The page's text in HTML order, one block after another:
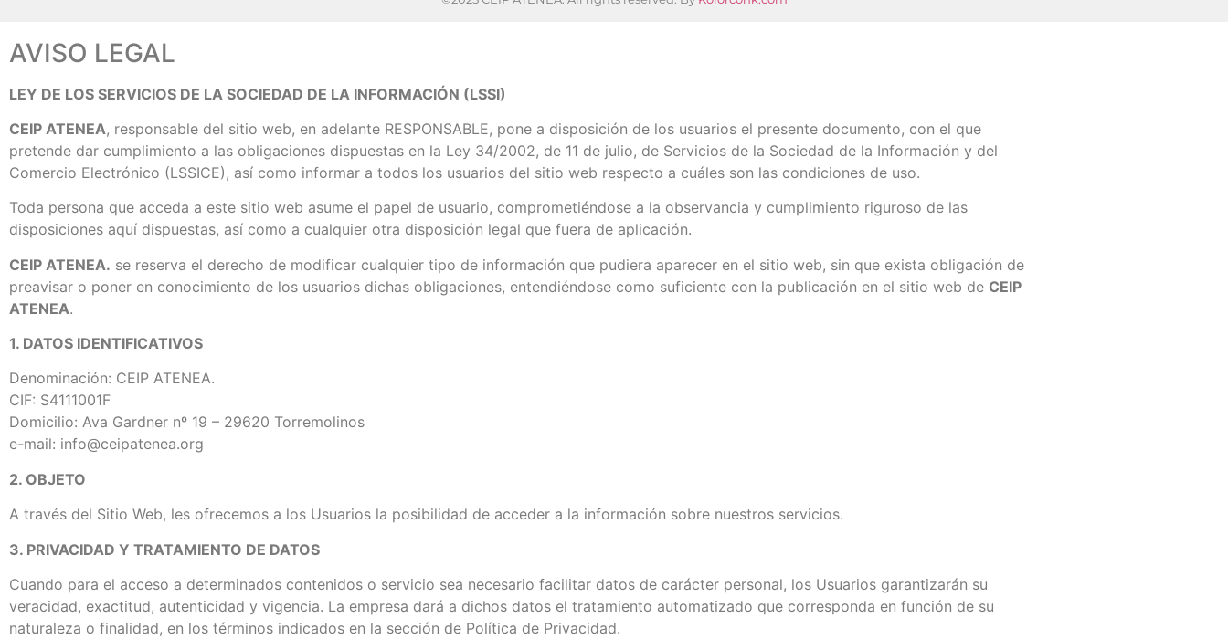
AVISO LEGAL
LEY DE LOS SERVICIOS DE LA SOCIEDAD DE LA INFORMACIÓN (LSSI)
CEIP ATENEA, responsable del sitio web, en adelante RESPONSABLE, pone a disposición de los usuarios el presente documento, con el que
pretende dar cumplimiento a las obligaciones dispuestas en la Ley 34/2002, de 11 de julio, de Servicios de la Sociedad de la Información y del
Comercio Electrónico (LSSICE), así como informar a todos los usuarios del sitio web respecto a cuáles son las condiciones de uso.
Toda persona que acceda a este sitio web asume el papel de usuario, comprometiéndose a la observancia y cumplimiento riguroso de las
disposiciones aquí dispuestas, así como a cualquier otra disposición legal que fuera de aplicación.
CEIP ATENEA. se reserva el derecho de modificar cualquier tipo de información que pudiera aparecer en el sitio web, sin que exista obligación de
preavisar o poner en conocimiento de los usuarios dichas obligaciones, entendiéndose como suficiente con la publicación en el sitio web de CEIP
ATENEA.
1. DATOS IDENTIFICATIVOS
Denominación: CEIP ATENEA.
CIF: S4111001F
Domicilio: Ava Gardner nº 19 – 29620 Torremolinos
e-mail: info@ceipatenea.org
2. OBJETO
A través del Sitio Web, les ofrecemos a los Usuarios la posibilidad de acceder a la información sobre nuestros servicios.
3. PRIVACIDAD Y TRATAMIENTO DE DATOS
Cuando para el acceso a determinados contenidos o servicio sea necesario facilitar datos de carácter personal, los Usuarios garantizarán su
veracidad, exactitud, autenticidad y vigencia. La empresa dará a dichos datos el tratamiento automatizado que corresponda en función de su
naturaleza o finalidad, en los términos indicados en la sección de Política de Privacidad.